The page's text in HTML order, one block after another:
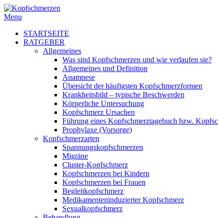
Menu
STARTSEITE
RATGEBER
Allgemeines
Was sind Kopfschmerzen und wie verlaufen sie?
Allgemeines und Definition
Anamnese
Übersicht der häufigsten Kopfschmerzformen
Krankheitsbild – typische Beschwerden
Körperliche Untersuchung
Kopfschmerz Ursachen
Führung eines Kopfschmerztagebuch bzw.
Prophylaxe (Vorsorge)
Kopfschmerzarten
Spannungskopfschmerzen
Migräne
Cluster-Kopfschmerz
Kopfschmerzen bei Kindern
Kopfschmerzen bei Frauen
Begleitkopfschmerz
Medikamenteninduzierter Kopfschmerz
Sexualkopfschmerz